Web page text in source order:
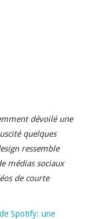
dévoilé une
quelques
ressemble
médias sociaux
de courte
Spotify: une